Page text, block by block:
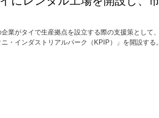
業がタイで生産拠点を設立する際の支援策として
・インダストリアルパーク（KPIP）」を開設する